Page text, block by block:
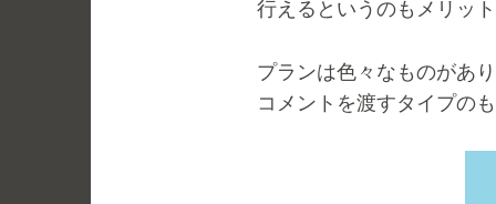
行えるというのもメリット
プランは色々なものがあ
コメントを渡すタイプの